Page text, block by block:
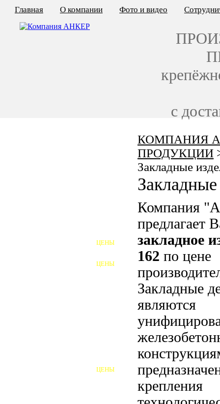
КОМПАНИЯ
ПРОДУКЦИИ
Закладные
Компания
предлагает
закладное
162 по цене
Закладные
являются
крепления
ЦЕНЫ
ЦЕНЫ
ШАЙБЫ ФУНДАМЕНТНЫЕ
ЦЕНЫ
Главная О компании Фото и видео
с